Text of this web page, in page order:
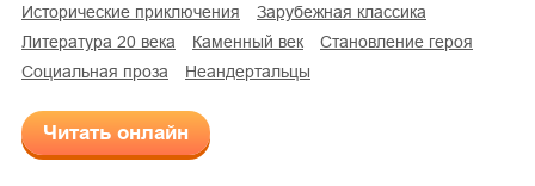
исторические приключения
зарубежная классика
литература 20 века
каменный век
становление героя
социальная проза
неандертальцы
Читать онлайн